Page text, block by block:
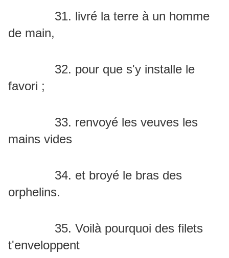
31. livré la terre à un homme
de main,
32. pour que s'y installe le
favori ;
33. renvoyé les veuves les
mains vides
34. et broyé le bras des
orphelins.
35. Voilà pourquoi des filets
t'enveloppent